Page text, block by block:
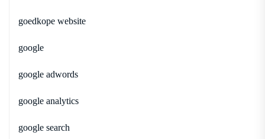
goedkope website
google
google adwords
google analytics
google search